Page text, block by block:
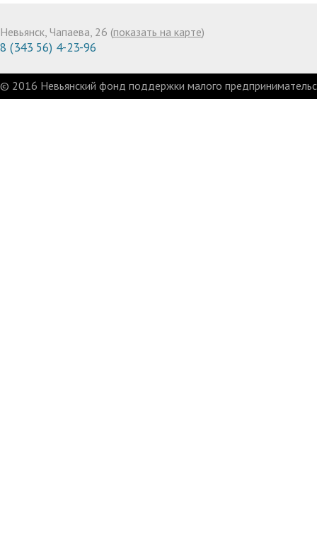
Невьянск, Чапаева, 26 (показать на карте)
8 (343 56) 4-23-96
© 2016 Невьянский фонд поддержки малого